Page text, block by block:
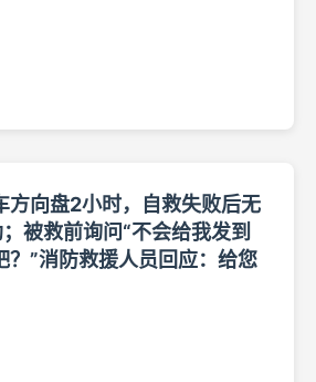
方向盘2小时，自救失败后无
被救前询问“不会给我发到
？”消防救援人员回应：给您